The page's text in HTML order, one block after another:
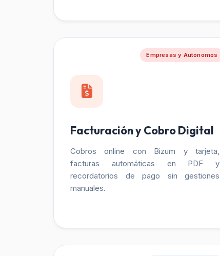
Empresas y Autónomos
Facturación y Cobro Digital
Cobros online con Bizum y tarjeta,
facturas automáticas en PDF y
recordatorios de pago sin gestiones
manuales.